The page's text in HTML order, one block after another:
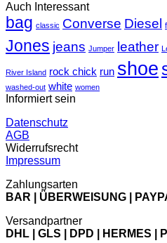
A
Simple
Blog
Auch Interessant
bag classic Converse Diesel
Jones jeans Jumper leather
River Island rock chick run shoe
washed-out white women
Informiert sein
Datenschutz
AGB
Widerrufsrecht
Impressum
Zahlungsarten
BAR | ÜBERWEISUNG |
Versandpartner
DHL | GLS | DPD | HERMES |